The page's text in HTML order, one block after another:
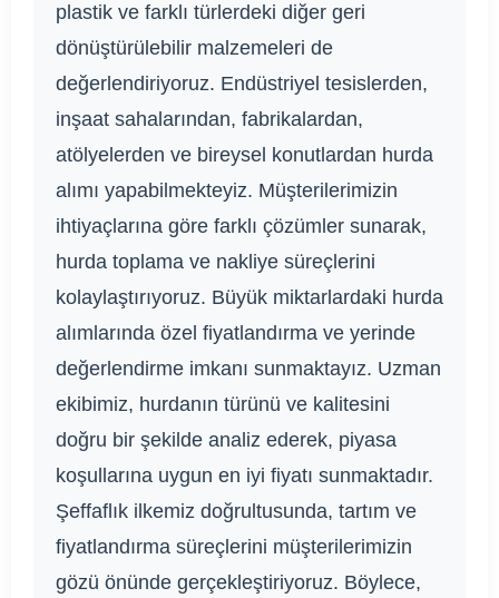
plastik ve farklı türlerdeki diğer geri
dönüştürülebilir malzemeleri de
değerlendiriyoruz. Endüstriyel tesislerden,
inşaat sahalarından, fabrikalardan,
atölyelerden ve bireysel konutlardan hurda
alımı yapabilmekteyiz. Müşterilerimizin
ihtiyaçlarına göre farklı çözümler sunarak,
hurda toplama ve nakliye süreçlerini
kolaylaştırıyoruz. Büyük miktarlardaki hurda
alımlarında özel fiyatlandırma ve yerinde
değerlendirme imkanı sunmaktayız. Uzman
ekibimiz, hurdanın türünü ve kalitesini
doğru bir şekilde analiz ederek, piyasa
koşullarına uygun en iyi fiyatı sunmaktadır.
Şeffaflık ilkemiz doğrultusunda, tartım ve
fiyatlandırma süreçlerini müşterilerimizin
gözü önünde gerçekleştiriyoruz. Böylece,